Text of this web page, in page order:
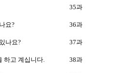
35과
요? 36과
나요? 37과
하고 계십니다. 38과